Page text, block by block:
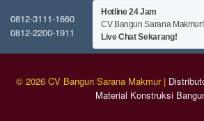
0812-3111-1660
0812-2200-1911
© 2026 CV Bangun Sarana Makmur |
Material Konstruksi
Hotline 24 Jam
CV Bangun Sarana Makmur!
Live Chat Sekarang!